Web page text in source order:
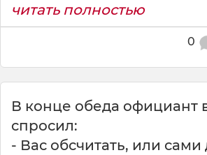
читать полностью
0
В конце обеда официант
спросил:
- Вас обсчитать, или сами